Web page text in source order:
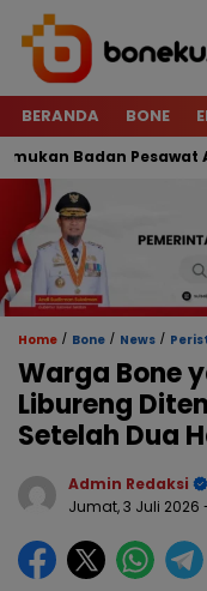
BERANDA BONE
Badan Pesawat ATR
Home / Bone / News /
Warga Bone
Libureng
Setelah Dua
Admin Redaksi
Jumat, 3 Juli 2026